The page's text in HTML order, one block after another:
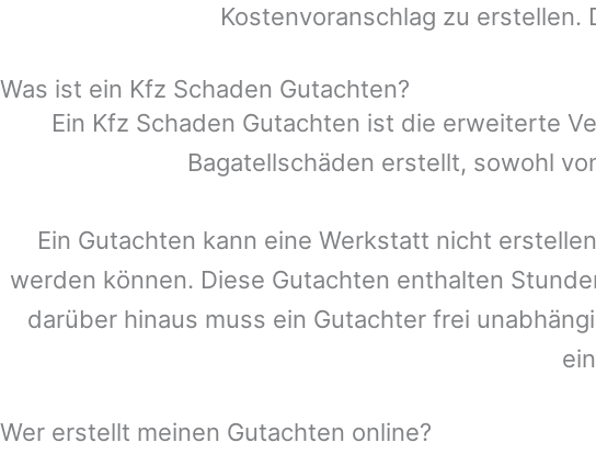
Kostenvoranschlag zu
Was ist ein Kfz Schaden Gutachten?
Ein Kfz Schaden Gutachten ist die erweiterte
Bagatellschäden erstellt, sowohl
Ein Gutachten kann eine Werkstatt nicht
werden können. Diese Gutachten enthalten
darüber hinaus muss ein Gutachter frei
Wer erstellt meinen Gutachten online?